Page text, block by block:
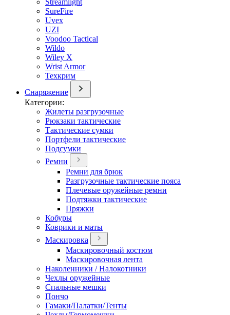
Streamlight
SureFire
Uvex
UZI
Voodoo Tactical
Wildo
Wiley X
Wrist Armor
Техкрим
Снаряжение
Категории:
Жилеты разгрузочные
Рюкзаки тактические
Тактические сумки
Портфели тактические
Подсумки
Ремни
Ремни для брюк
Разгрузочные тактические пояса
Плечевые оружейные ремни
Подтяжки тактические
Пряжки
Кобуры
Коврики и маты
Маскировка
Маскировочный костюм
Маскировочная лента
Наколенники / Налокотники
Чехлы оружейные
Спальные мешки
Пончо
Гамаки/Палатки/Тенты